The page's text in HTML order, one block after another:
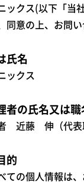
ックス(以下「当
意の上、お問い
氏名
ックス
者の氏名又は
者 近藤 伸（代
的
ての個人情報は